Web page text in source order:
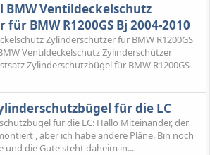
Ventildeckelschutz
BMW R1200GS Bj 2004-2010
Zylinderschützer für BMW R1200GS
Ventildeckelschutz Zylinderschützer
Zylinderschutzbügel für BMW R1200GS
für die LC
für die LC: Hallo Miteinander, der
, aber ich habe andere Pläne. Bin noch
und die Gute steht daheim in...